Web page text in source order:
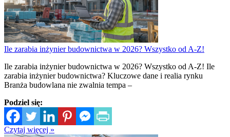
Ile zarabia inżynier budownictwa w 2026? Wszystko od A-Z!
Ile zarabia inżynier budownictwa w 2026? Wszystko od A-Z! Ile
zarabia inżynier budownictwa? Kluczowe dane i realia rynku
Branża budowlana nie zwalnia tempa –
Podziel się:
Czytaj więcej »